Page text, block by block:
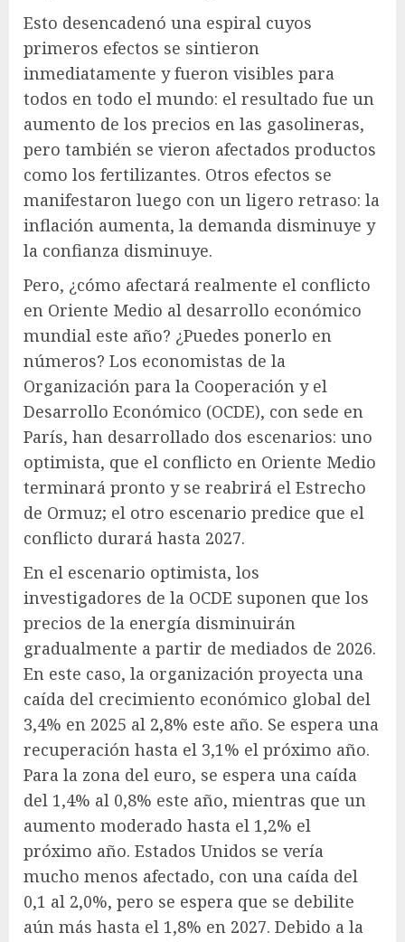
Esto desencadenó una espiral cuyos
primeros efectos se sintieron
inmediatamente y fueron visibles para
todos en todo el mundo: el resultado fue un
aumento de los precios en las gasolineras,
pero también se vieron afectados productos
como los fertilizantes. Otros efectos se
manifestaron luego con un ligero retraso: la
inflación aumenta, la demanda disminuye y
la confianza disminuye.
Pero, ¿cómo afectará realmente el conflicto
en Oriente Medio al desarrollo económico
mundial este año? ¿Puedes ponerlo en
números? Los economistas de la
Organización para la Cooperación y el
Desarrollo Económico (OCDE), con sede en
París, han desarrollado dos escenarios: uno
optimista, que el conflicto en Oriente Medio
terminará pronto y se reabrirá el Estrecho
de Ormuz; el otro escenario predice que el
conflicto durará hasta 2027.
En el escenario optimista, los
investigadores de la OCDE suponen que los
precios de la energía disminuirán
gradualmente a partir de mediados de 2026.
En este caso, la organización proyecta una
caída del crecimiento económico global del
3,4% en 2025 al 2,8% este año. Se espera una
recuperación hasta el 3,1% el próximo año.
Para la zona del euro, se espera una caída
del 1,4% al 0,8% este año, mientras que un
aumento moderado hasta el 1,2% el
próximo año. Estados Unidos se vería
mucho menos afectado, con una caída del
0,1 al 2,0%, pero se espera que se debilite
aún más hasta el 1,8% en 2027. Debido a la